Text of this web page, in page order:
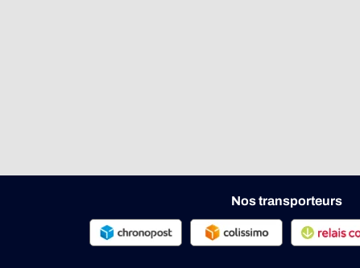
Nos transporteurs